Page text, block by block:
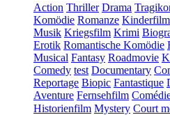
Action Thriller Drama
Komödie Romanze Kinderfilm
Musik Kriegsfilm Krimi
Erotik Romantische Komödie
Musical Fantasy Roadmovie
Comedy test Documentary
Reportage Biopic Fantastique
Aventure Fernsehfilm
Historienfilm Mystery Court